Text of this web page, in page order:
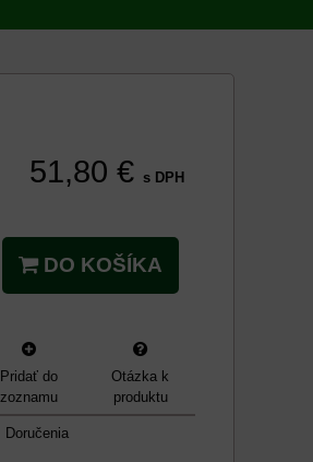
51,80 € s DPH
DO KOŠÍKA
Pridať do
zoznamu
Otázka k
produktu
Doručenia